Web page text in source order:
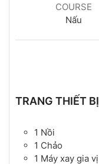
COURSE
Nấu
TRANG THIẾT BỊ
1 Nồi
1 Chảo
1 Máy xay gia vị